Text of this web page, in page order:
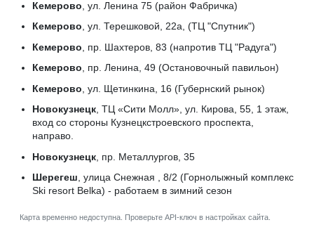
Кемерово , ул. Ленина 75 (район Фабричка)
Кемерово, ул. Терешковой, 22а, (ТЦ "Спутник")
Кемерово , пр. Шахтеров, 83 (напротив ТЦ "Радуга")
Кемерово, пр. Ленина, 49 (Остановочный павильон)
Кемерово , ул. Щетинкина, 16 (Губернский рынок)
Новокузнецк, ТЦ «Сити Молл», ул. Кирова, 55, 1 этаж,
вход со стороны Кузнецкстроевского проспекта,
направо.
Новокузнецк, пр. Металлургов, 35
Шерегеш, улица Снежная , 8/2 (Горнолыжный комплекс
Ski resort Belka) - работаем в зимний сезон
Карта временно недоступна. Проверьте API-ключ в настройках сайта.